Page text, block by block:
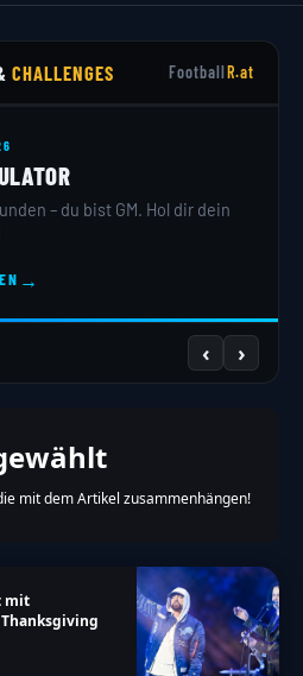
CHALLENGES FootballR.at
– du bist GM. Hol dir dein
→
‹ ›
mit dem Artikel zusammenhängen!
mit